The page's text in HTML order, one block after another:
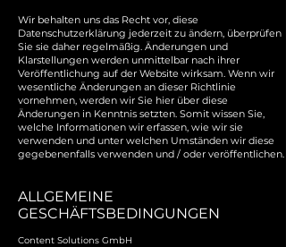
Wir behalten uns das Recht vor, diese
Datenschutzerklärung jederzeit zu ändern, überprüfen
Sie sie daher regelmäßig. Änderungen und
Klarstellungen werden unmittelbar nach ihrer
Veröffentlichung auf der Website wirksam. Wenn wir
wesentliche Änderungen an dieser Richtlinie
vornehmen, werden wir Sie hier über diese
Änderungen in Kenntnis setzten. Somit wissen Sie,
welche Informationen wir erfassen, wie wir sie
verwenden und unter welchen Umständen wir diese
gegebenenfalls verwenden und / oder veröffentlichen.
ALLGEMEINE
GESCHÄFTSBEDINGUNGEN
Content Solutions GmbH